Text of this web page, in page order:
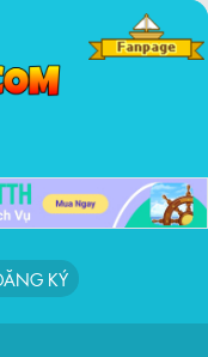
KÝ